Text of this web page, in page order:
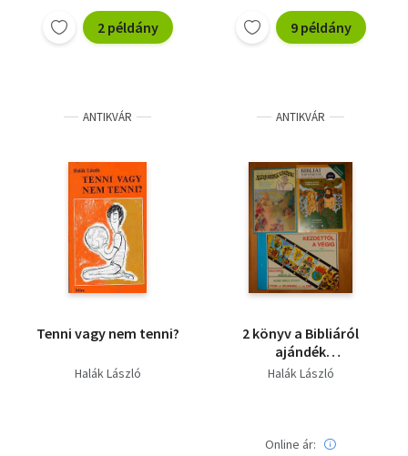
2 példány 9 példány
ANTIKVÁR
Tenni vagy nem tenni?
Halák László
ANTIKVÁR
2 könyv a Bibliáról
ajándék
foglalkoztatóval:
Bibliatanulmányozáshoz
Halák László
Online ár: